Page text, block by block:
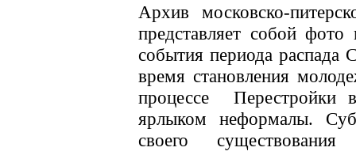
Архив московско-
представляет собой
события периода
время становления
процессе
ярлыком неформалы.
своего